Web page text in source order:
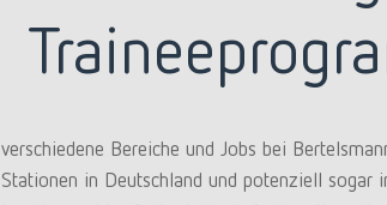
verschiedene Bereiche und Jobs bei
Stationen in Deutschland und potenziell sogar